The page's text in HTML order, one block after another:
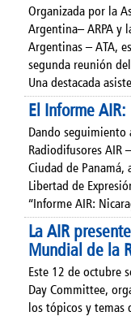
Organizada por la
Argentina– ARPA y
Argentinas – ATA,
segunda reunión
Una destacada
El Informe
Dando seguimiento
Radiodifusores AIR
Ciudad de
Libertad de
“Informe AIR:
La AIR
Mundial de la
Este 12 de octubre
Day Committee,
los tópicos y temas